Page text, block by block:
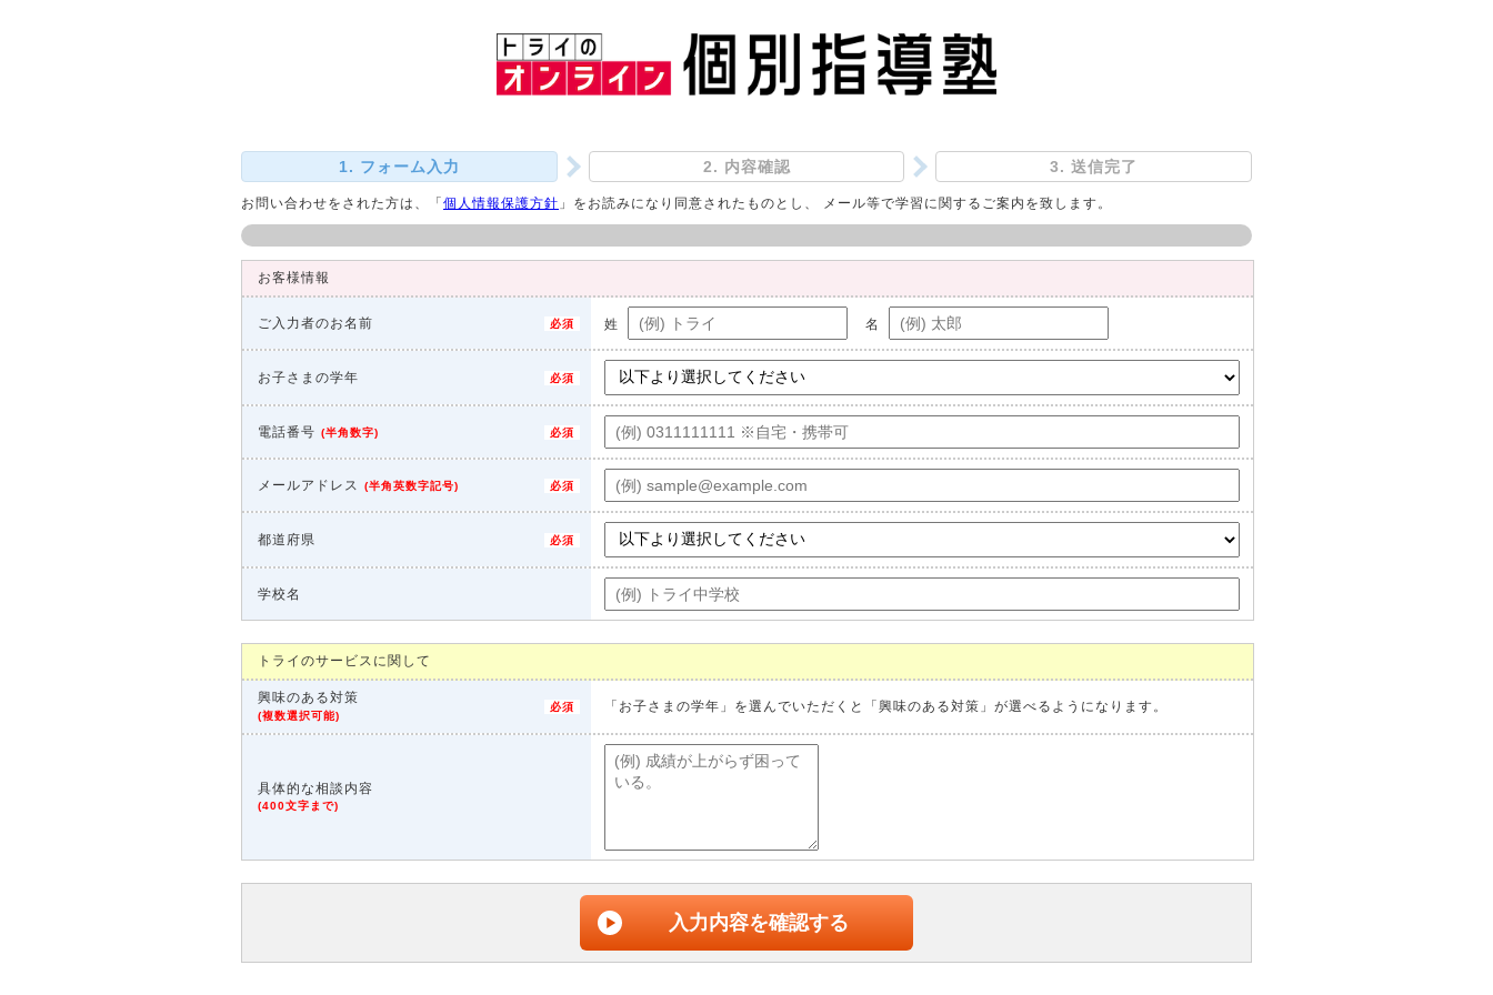
1. フォーム入力 2. 内容確認 3. 送信完了
お問い合わせをされた方は、「 個人情報保護方針 」をお読みになり同意されたものとし、 メール等で学習に関するご案内を致します。
お客様情報
ご入力者のお名前 姓 名
お子さまの学年
電話番号 (半角数字)
メールアドレス (半角英数字記号)
都道府県
学校名
トライのサービスに関して
興味のある対策
(複数選択可能)
「お子さまの学年」を選んでいただくと「興味のある対策」が選べるようになります。
具体的な相談内容
(400文字まで)
入力内容を確認する